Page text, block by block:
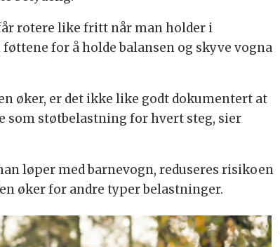
rotere like fritt når man holder i
for å holde balansen og skyve vogna
øker, er det ikke like godt dokumentert at
som støtbelastning for hvert steg, sier
løper med barnevogn, reduseres risikoen
øker for andre typer belastninger.